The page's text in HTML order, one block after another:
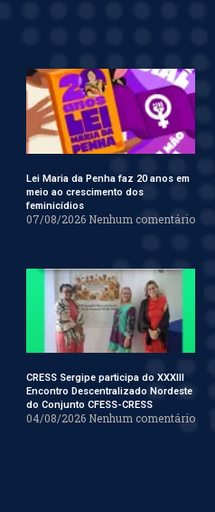
Lei Maria da Penha faz 20 anos em
meio ao crescimento dos
feminicídios
07/08/2026 Nenhum comentário
CRESS Sergipe participa do XXXIII
Encontro Descentralizado Nordeste
do Conjunto CFESS-CRESS
04/08/2026 Nenhum comentário